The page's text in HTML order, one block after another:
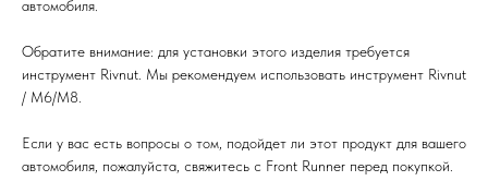
автомобиля.
Обратите внимание: для установки этого изделия требуется
инструмент Rivnut. Мы рекомендуем использовать инструмент Rivnut
/ M6/M8.
Если у вас есть вопросы о том, подойдет ли этот продукт для вашего
автомобиля, пожалуйста, свяжитесь с Front Runner перед покупкой.